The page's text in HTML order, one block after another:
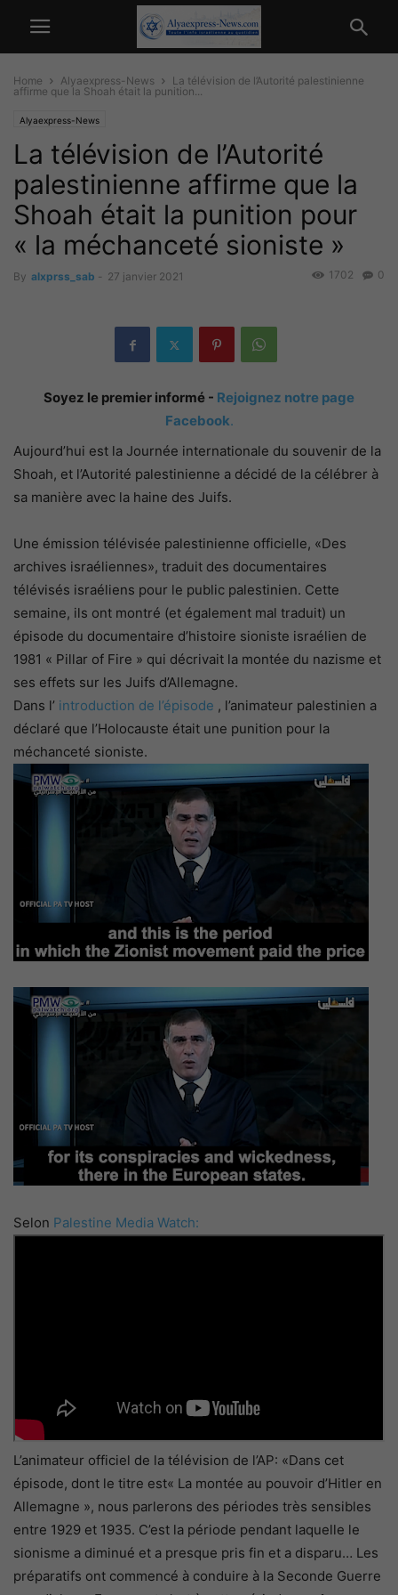
Home Alyaexpress-News
La télévision de l’Autorité palestinienne
affirme que la Shoah était la punition...
Alyaexpress-News
La télévision de l’Autorité
palestinienne affirme que la
Shoah était la punition pour
« la méchanceté sioniste »
By alxprss_sab - 27 janvier 2021 0
1702
Soyez le premier informé - Rejoignez notre page
Facebook.
Aujourd’hui est la Journée internationale du souvenir de la
Shoah, et l’Autorité palestinienne a décidé de la célébrer à
sa manière avec la haine des Juifs.
Une émission télévisée palestinienne officielle, «Des
archives israéliennes», traduit des documentaires
télévisés israéliens pour le public palestinien. Cette
semaine, ils ont montré (et également mal traduit) un
épisode du documentaire d’histoire sioniste israélien de
1981 « Pillar of Fire » qui décrivait la montée du nazisme et
ses effets sur les Juifs d’Allemagne.
Dans l’ introduction de l’épisode , l’animateur palestinien a
déclaré que l’Holocauste était une punition pour la
méchanceté sioniste.
Selon Palestine Media Watch:
L’animateur officiel de la télévision de l’AP: «Dans cet
épisode, dont le titre est« La montée au pouvoir d’Hitler en
Allemagne », nous parlerons des périodes très sensibles
entre 1929 et 1935. C’est la période pendant laquelle le
sionisme a diminué et a presque pris fin et a disparu… Les
préparatifs ont commencé à conduire à la Seconde Guerre